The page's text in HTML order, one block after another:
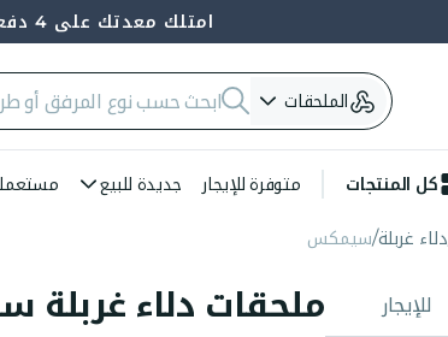
امتلك معدتك على 4 دفعات — 0% فائدة وبدون بنك
الملحقات
كل المنتجات متوفرة للإيجار جديدة للبيع
دلاء غربلة سيمكس
للإيجار ملحقات دلاء غربلة